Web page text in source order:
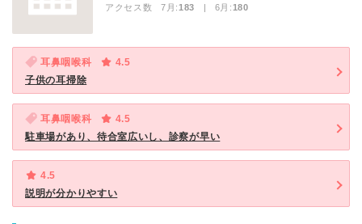
アクセス数 7月:183 | 6月:180
耳鼻咽喉科
4.5
子供の耳掃除
耳鼻咽喉科
4.5
駐車場があり、待合室広いし、診察が早い
4.5
説明が分かりやすい